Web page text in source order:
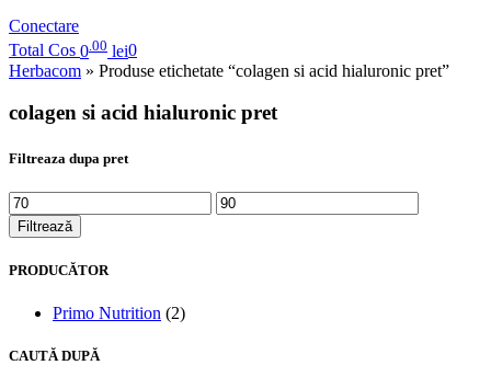
Conectare
Total Cos 0 .00 lei0
Herbacom » Produse etichetate “colagen si acid hialuronic pret”
colagen si acid hialuronic pret
Filtreaza dupa pret
Filtrează
PRODUCĂTOR
Primo Nutrition (2)
CAUTĂ DUPĂ